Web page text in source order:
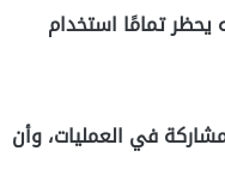
تمامًا استخدام
في العمليات، وأن